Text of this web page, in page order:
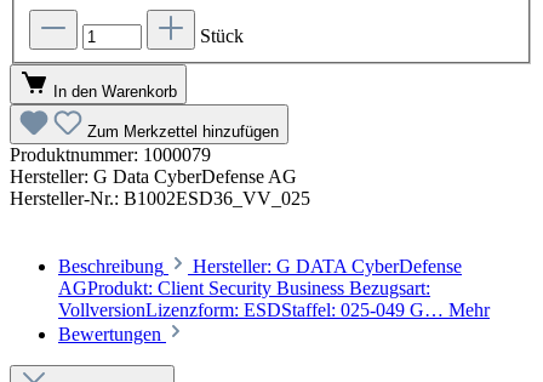
Stück
In den Warenkorb
Zum Merkzettel hinzufügen
Produktnummer: 1000079
Hersteller: G Data CyberDefense AG
Hersteller-Nr.: B1002ESD36_VV_025
Beschreibung
Hersteller: G DATA CyberDefense
AGProdukt: Client Security Business Bezugsart:
VollversionLizenzform: ESDStaffel: 025-049 G… Mehr
Bewertungen